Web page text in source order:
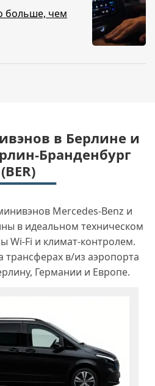
больше, чем
в Берлине и
Бранденбург
(BER)
Mercedes-Benz и
в идеальном техническом
Wi-Fi и климат-контролем.
трансферах в/из аэропорта
Германии и Европе.